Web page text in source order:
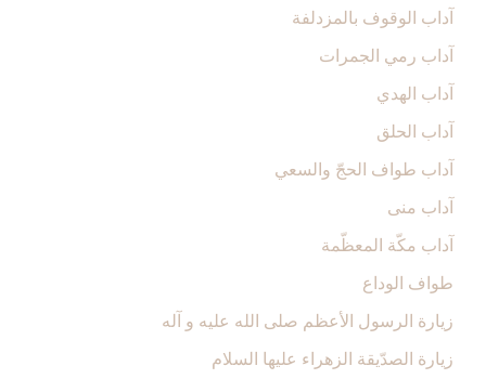
آداب الوقوف بالمزدلفة
آداب رمي الجمرات‏
آداب الهدي‏
آداب الحلق‏
آداب طواف الحجّ والسعي‏
آداب منى‏
آداب مكّة المعظّمة
طواف الوداع‏
زيارة الرسول الأعظم صلى الله عليه و آله‏
زيارة الصدّيقة الزهراء عليها السلام‏